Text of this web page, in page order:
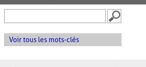
Voir tous les mots-clés